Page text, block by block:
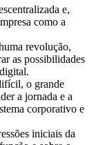
e,
como a
revolução,
as possibilidades
o grande
a jornada e a
corporativo e
iniciais da